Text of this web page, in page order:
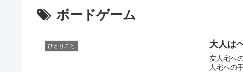
ボードゲーム
ひとりごと 大人は
友人宅への手土産代わり
人宅への手土産代わ